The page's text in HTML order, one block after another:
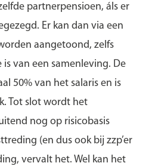
partnerpensioen, áls er
Er kan dan via een
aangetoond, zelfs
is van een samenleving. De
50% van het salaris en is
Tot slot wordt het
nog op risicobasis
(en dus ook bij zzp’er
vervalt het. Wel kan het